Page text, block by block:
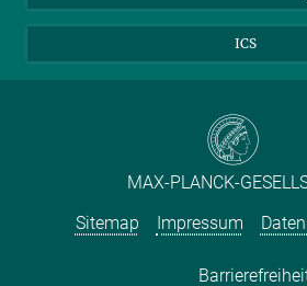
ICS
MAX-PLANCK-
Sitemap
Impressum